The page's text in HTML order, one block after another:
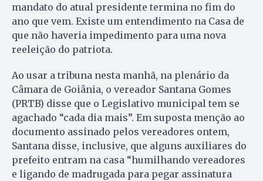
mandato do atual presidente termina no fim do
ano que vem. Existe um entendimento na Casa de
que não haveria impedimento para uma nova
reeleição do patriota.
Ao usar a tribuna nesta manhã, na plenário da
Câmara de Goiânia, o vereador Santana Gomes
(PRTB) disse que o Legislativo municipal tem se
agachado “cada dia mais”. Em suposta menção ao
documento assinado pelos vereadores ontem,
Santana disse, inclusive, que alguns auxiliares do
prefeito entram na casa “humilhando vereadores
e ligando de madrugada para pegar assinatura